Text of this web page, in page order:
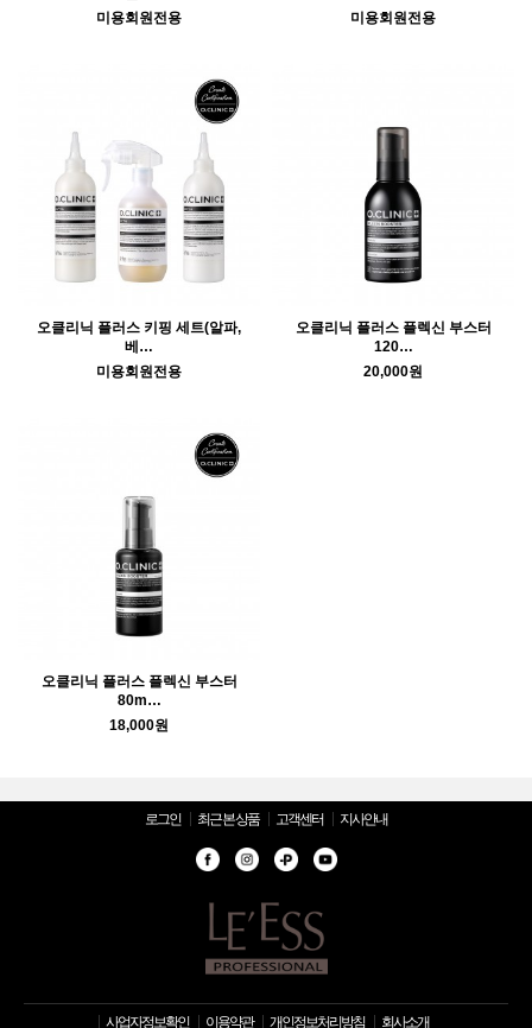
미용회원전용
미용회원전용
오클리닉 플러스 키핑 세트(알파,
베…
미용회원전용
오클리닉 플러스 플렉신 부스터
120…
20,000원
오클리닉 플러스 플렉신 부스터
80m…
18,000원
로그인 최근 본 상품 고객센터 지사안내
사업자정보확인 이용약관 개인정보처리방침 회사소개